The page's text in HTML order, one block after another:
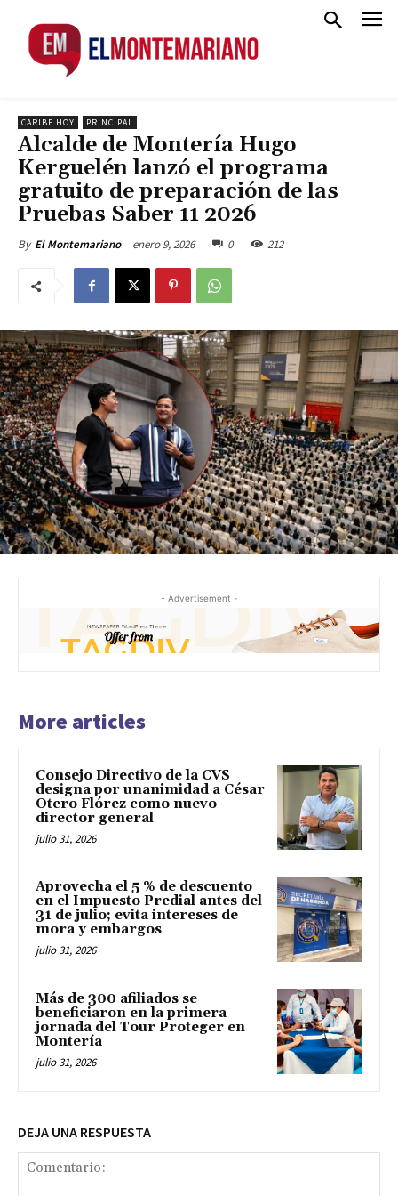
CARIBE HOY PRINCIPAL
Alcalde de Montería Hugo
Kerguelén lanzó el programa
gratuito de preparación de las
Pruebas Saber 11 2026
By El Montemariano enero 9, 2026 0 212
- Advertisement -
More articles
Consejo Directivo de la CVS
designa por unanimidad a César
Otero Flórez como nuevo
director general
julio 31, 2026
Aprovecha el 5 % de descuento
en el Impuesto Predial antes del
31 de julio; evita intereses de
mora y embargos
julio 31, 2026
Más de 300 afiliados se
beneficiaron en la primera
jornada del Tour Proteger en
Montería
julio 31, 2026
DEJA UNA RESPUESTA